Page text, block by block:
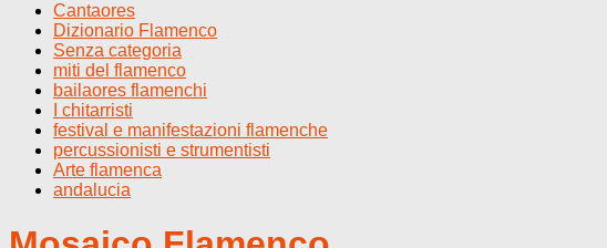
Cantaores
Dizionario Flamenco
Senza categoria
miti del flamenco
bailaores flamenchi
I chitarristi
festival e manifestazioni flamenche
percussionisti e strumentisti
Arte flamenca
andalucia